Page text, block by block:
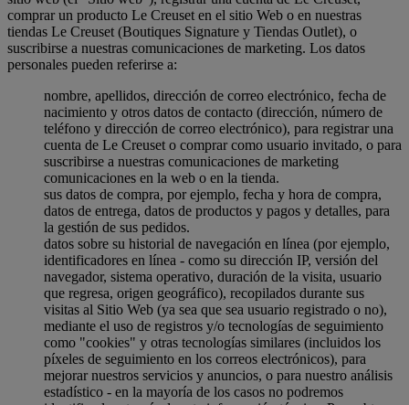
comprar un producto Le Creuset en el sitio Web o en nuestras
tiendas Le Creuset (Boutiques Signature y Tiendas Outlet), o
suscribirse a nuestras comunicaciones de marketing. Los datos
personales pueden referirse a:
nombre, apellidos, dirección de correo electrónico, fecha de
nacimiento y otros datos de contacto (dirección, número de
teléfono y dirección de correo electrónico), para registrar una
cuenta de Le Creuset o comprar como usuario invitado, o para
suscribirse a nuestras comunicaciones de marketing
comunicaciones en la web o en la tienda.
sus datos de compra, por ejemplo, fecha y hora de compra,
datos de entrega, datos de productos y pagos y detalles, para
la gestión de sus pedidos.
datos sobre su historial de navegación en línea (por ejemplo,
identificadores en línea - como su dirección IP, versión del
navegador, sistema operativo, duración de la visita, usuario
que regresa, origen geográfico), recopilados durante sus
visitas al Sitio Web (ya sea que sea usuario registrado o no),
mediante el uso de registros y/o tecnologías de seguimiento
como "cookies" y otras tecnologías similares (incluidos los
píxeles de seguimiento en los correos electrónicos), para
mejorar nuestros servicios y anuncios, o para nuestro análisis
estadístico - en la mayoría de los casos no podremos